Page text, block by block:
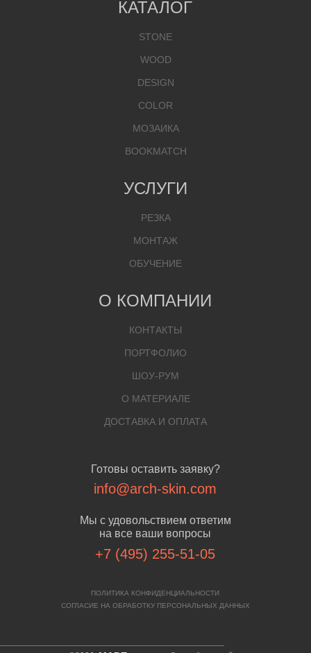
Готовы оставить заявку?
info@arch-skin.com
Мы с удовольствием ответим
на все ваши вопросы
+7 (495) 255-51-05
ПОЛИТИКА КОНФИДЕНЦИАЛЬНОСТИ
СОГЛАСИЕ НА ОБРАБОТКУ ПЕРСОНАЛЬНЫХ ДАННЫХ
КАТАЛОГ
STONE
WOOD
DESIGN
COLOR
МОЗАИКА
BOOKMATCH
УСЛУГИ
РЕЗКА
МОНТАЖ
ОБУЧЕНИЕ
О КОМПАНИИ
КОНТАКТЫ
ПОРТФОЛИО
ШОУ-РУМ
О МАТЕРИАЛЕ
ДОСТАВКА И ОПЛАТА